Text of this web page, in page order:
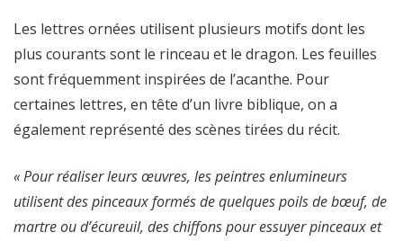
Les lettres ornées utilisent plusieurs motifs dont les
plus courants sont le rinceau et le dragon. Les feuilles
sont fréquemment inspirées de l’acanthe. Pour
certaines lettres, en tête d’un livre biblique, on a
également représenté des scènes tirées du récit.
« Pour réaliser leurs œuvres, les peintres enlumineurs
utilisent des pinceaux formés de quelques poils de bœuf, de
martre ou d’écureuil, des chiffons pour essuyer pinceaux et